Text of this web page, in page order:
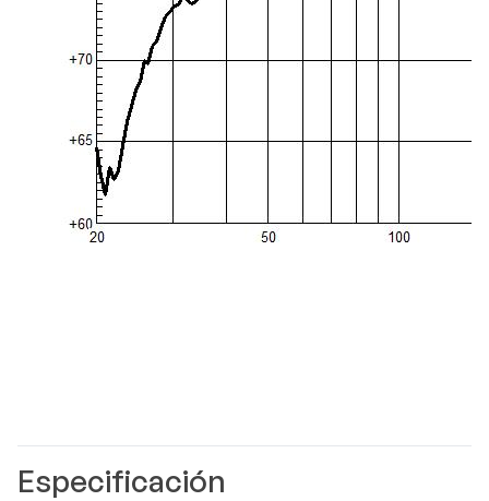
Especificación